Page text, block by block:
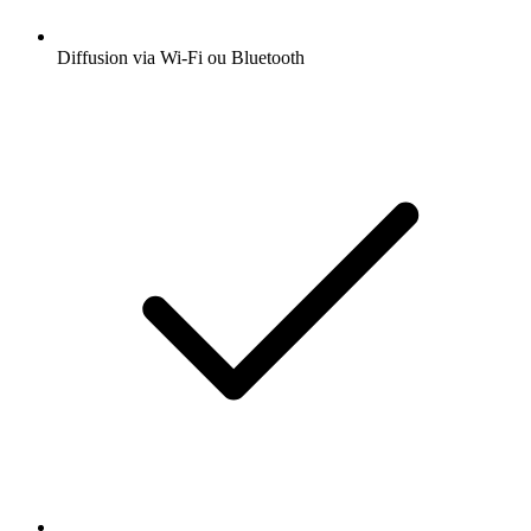
Diffusion via Wi-Fi ou Bluetooth